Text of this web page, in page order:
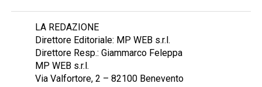
LA REDAZIONE
Direttore Editoriale: MP WEB s.r.l.
Direttore Resp.: Giammarco Feleppa
MP WEB s.r.l.
Via Valfortore, 2 – 82100 Benevento